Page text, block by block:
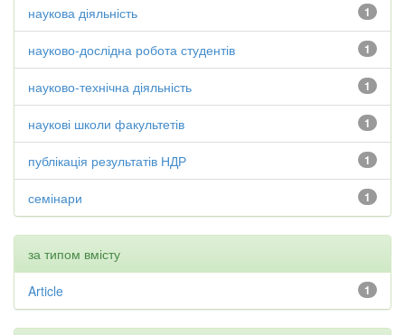
1
наукова діяльність
1
науково-дослідна робота студентів
1
науково-технічна діяльність
1
наукові школи факультетів
1
публікація результатів НДР
1
семінари
за типом вмісту
1
Article